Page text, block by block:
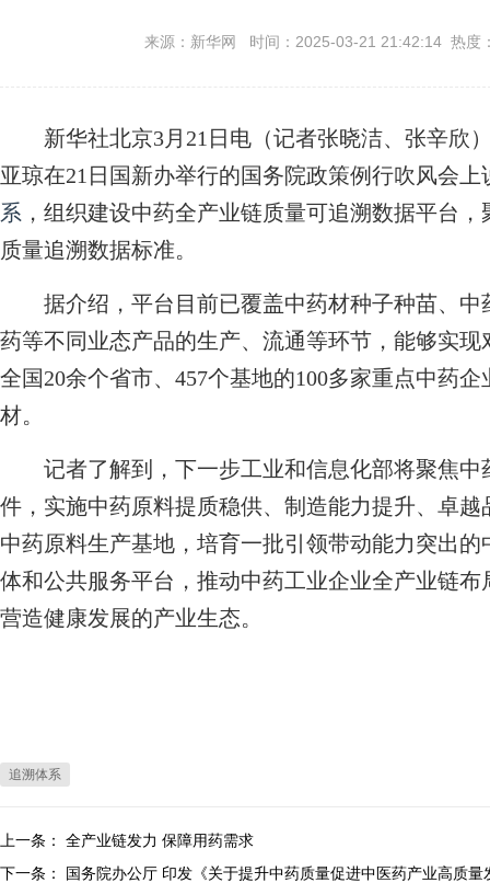
来源：新华网 时间：2025-03-21 21:42:14 热度
新华社北京3月21日电（记者张晓洁、张辛欣
亚琼在21日国新办举行的国务院政策例行吹风会
系 ，组织建设中药全产业链质量可追溯数据平台
质量追溯数据标准。
据介绍，平台目前已覆盖中药材种子种苗、中
药等不同业态产品的生产、流通等环节，能够实
全国20余个省市、457个基地的100多家重点中药
材。
记者了解到，下一步工业和信息化部将聚焦中
件，实施中药原料提质稳供、制造能力提升、卓
中药原料生产基地，培育一批引领带动能力突出
体和公共服务平台，推动中药工业企业全产业链
营造健康发展的产业生态。
追溯体系
上一条： 全产业链发力 保障用药需求
下一条： 国务院办公厅 印发《关于提升中药质量促进中医药产业高质量